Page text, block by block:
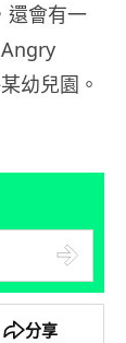
還會有一
幼兒園。
分享